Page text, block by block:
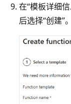
在“模板详细
后选择“创建”。